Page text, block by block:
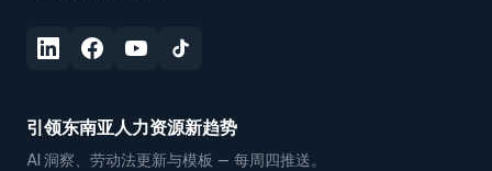
引领东南亚人力资源新趋势
AI 洞察、劳动法更新与模板 — 每周四推送。